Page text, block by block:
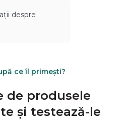
despre
ce îl primești?
de produsele
și testează-le